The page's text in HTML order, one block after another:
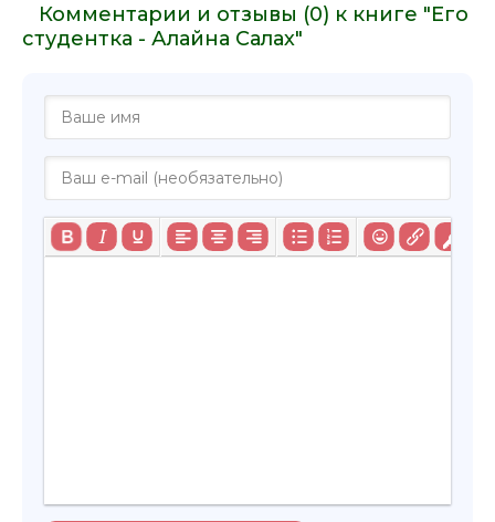
Комментарии и отзывы (0) к книге "Его
студентка - Алайна Салах"